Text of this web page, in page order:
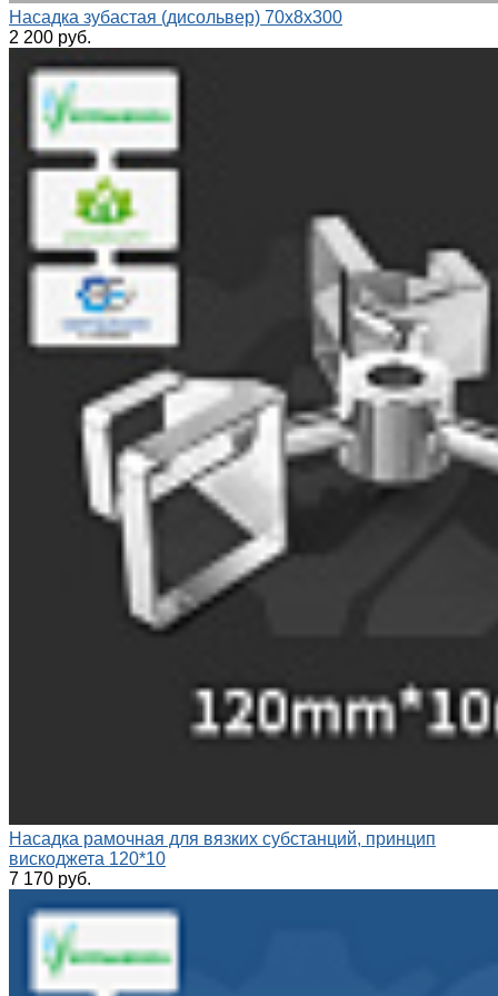
Насадка зубастая (дисольвер) 70х8х300
2 200 руб.
Насадка рамочная для вязких субстанций, принцип
вискоджета 120*10
7 170 руб.